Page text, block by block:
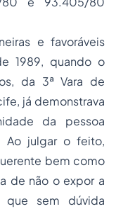
e favoráveis
1989, quando o
da 3ª Vara de
já demonstrava
da pessoa
Ao julgar o feito,
bem como
de não o expor a
que sem dúvida